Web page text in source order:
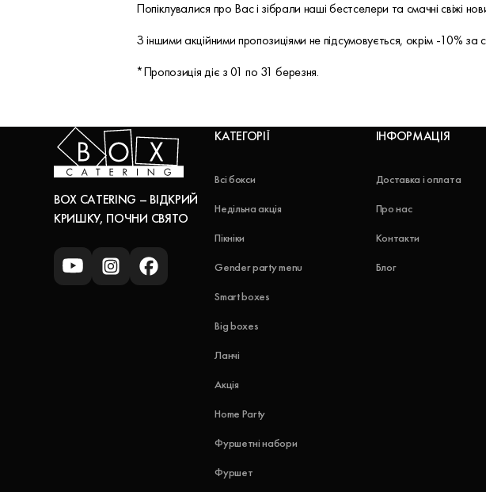
Попіклувалися про Вас і зібрали наші бестселери та смачні свіжі
З іншими акційними пропозиціями не підсумовується, окрім -10% за
*Пропозиція діє з 01 по 31 березня.
BOX CATERING – ВІДКРИЙ
КРИШКУ, ПОЧНИ СВЯТО
КАТЕГОРІЇ
Всі бокси
Недільна акція
Пікніки
Gender party menu
Smart boxes
Big boxes
Ланчі
Акція
Home Party
Фуршетні набори
Фуршет
ІНФОРМАЦІЯ
Доставка і оплата
Про нас
Контакти
Блог